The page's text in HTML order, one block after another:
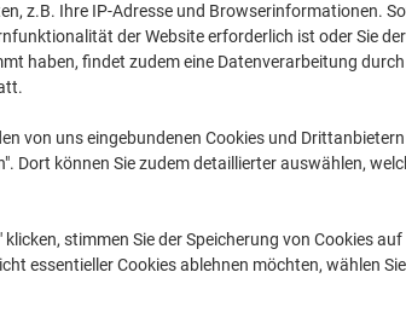
Z 2100 (44) (11)
z.B. Ihre IP-Adresse und Browserinformationen.
der Website erforderlich ist oder Sie
haben, findet zudem eine Datenverarbeitung
von uns eingebundenen Cookies und
Dort können Sie zudem detaillierter auswählen,
klicken, stimmen Sie der Speicherung von Cookies
essentieller Cookies ablehnen möchten, wählen